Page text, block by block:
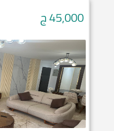
45,000ج